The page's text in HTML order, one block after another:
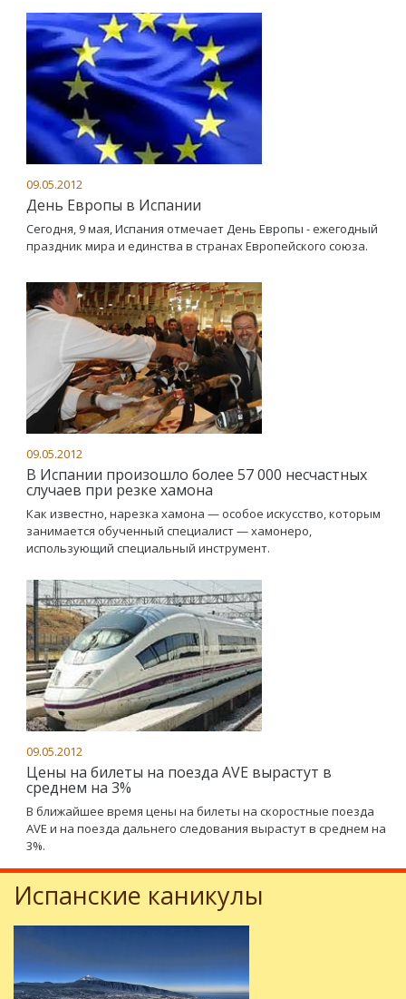
09.05.2012
День Европы в Испании
Сегодня, 9 мая, Испания отмечает День Европы - ежегодный
праздник мира и единства в странах Европейского союза.
09.05.2012
В Испании произошло более 57 000 несчастных
случаев при резке хамона
Как известно, нарезка хамона — особое искусство, которым
занимается обученный специалист — хамонеро,
использующий специальный инструмент.
09.05.2012
Цены на билеты на поезда AVE вырастут в
среднем на 3%
В ближайшее время цены на билеты на скоростные поезда
AVE и на поезда дальнего следования вырастут в среднем на
3%.
Испанские каникулы